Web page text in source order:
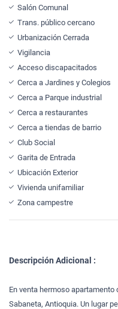
Salón Comunal
Trans. público cercano
Urbanización Cerrada
Vigilancia
Acceso discapacitados
Cerca a Jardines y Colegios
Cerca a Parque industrial
Cerca a restaurantes
Cerca a tiendas de barrio
Club Social
Garita de Entrada
Ubicación Exterior
Vivienda unifamiliar
Zona campestre
Descripción Adicional :
En venta hermoso
Sabaneta, Antioquia. Un lugar